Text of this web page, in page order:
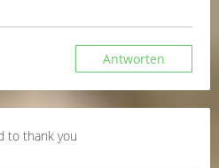
Antworten
to thank you